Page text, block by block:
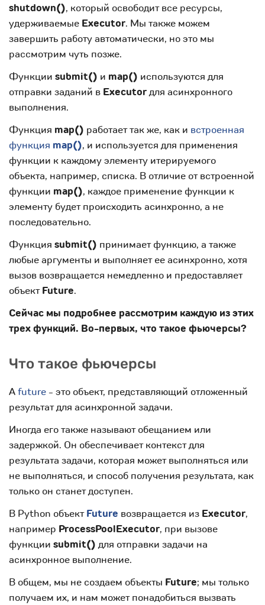
shutdown(), который освободит все ресурсы,
удерживаемые Executor. Мы также можем
завершить работу автоматически, но это мы
рассмотрим чуть позже.
Функции submit() и map() используются для
отправки заданий в Executorдля асинхронного
выполнения.
Функция map() работает так же, как и встроенная
функция map(), и используется для применения
функции к каждому элементу итерируемого
объекта, например, списка. В отличие от встроенной
функции map(), каждое применение функции к
элементу будет происходить асинхронно, а не
последовательно.
Функция submit() принимает функцию, а также
любые аргументы и выполняет ее асинхронно, хотя
вызов возвращается немедленно и предоставляет
объектFuture.
Сейчас мы подробнее рассмотрим каждую из этих
трех функций. Во-первых, что такое фьючерсы?
Что такое фьючерсы
Аfuture- это объект, представляющий отложенный
результат для асинхронной задачи.
Иногда его также называют обещанием или
задержкой. Он обеспечивает контекст для
результата задачи, которая может выполняться или
не выполняться, и способ получения результата, как
только он станет доступен.
В Python объектFuture возвращается из Executor,
например ProcessPoolExecutor, при вызове
функции submit()для отправки задачи на
асинхронное выполнение.
В общем, мы не создаем объекты Future; мы только
получаем их, и нам может понадобиться вызвать